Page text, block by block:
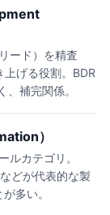
ード）を精査
げる役割。BDR
補完関係。
）
ルカテゴリ。
どが代表的な製
多い。